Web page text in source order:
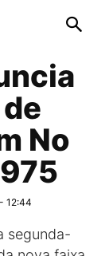
No
12:44
segunda-